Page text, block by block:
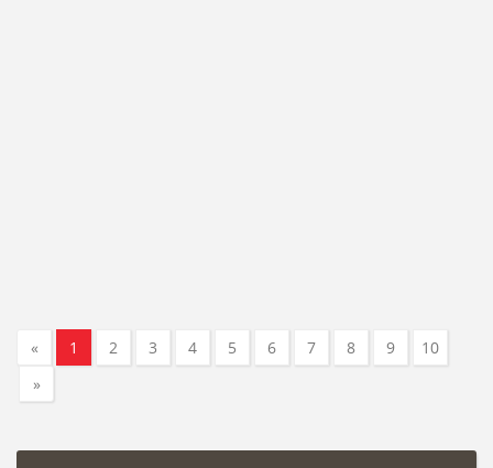
« 1 2 3 4 5 6 7 8 9
10
»